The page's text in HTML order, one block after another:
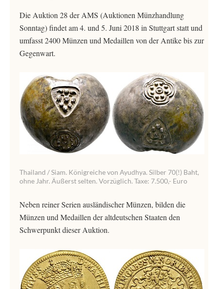
Die Auktion 28 der AMS (Auktionen Münzhandlung
Sonntag) findet am 4. und 5. Juni 2018 in Stuttgart statt und
umfasst 2400 Münzen und Medaillen von der Antike bis zur
Gegenwart.
Thailand / Siam. Königreiche von Ayudhya. Silber 70(!) Baht,
ohne Jahr. Äußerst selten. Vorzüglich. Taxe: 7.500,- Euro
Neben reiner Serien ausländischer Münzen, bilden die
Münzen und Medaillen der altdeutschen Staaten den
Schwerpunkt dieser Auktion.